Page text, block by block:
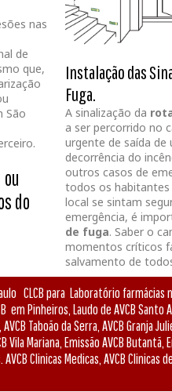
nas
de
que,
São
do
Instalação das
Fuga.
A sinalização da
a ser percorrido no
urgente de saída de
decorrência do
outros casos de
todos os
local se sintam
emergência, é
de fuga. Saber o
momentos críticos
salvamento de
CLCB para Laboratório farmácias
em Pinheiros, Laudo de AVCB Santo
Taboão da Serra, AVCB Granja
Vila Mariana, Emissão AVCB Butantã,
Clinicas Medicas, AVCB Clinicas